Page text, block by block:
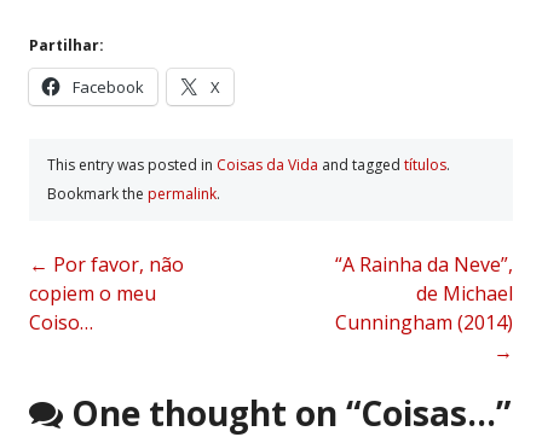
Partilhar:
Facebook X
This entry was posted in Coisas da Vida and tagged tí­tulos.
Bookmark the permalink.
Post
navigation
← Por favor, não
copiem o meu
Coiso…
“A Rainha da Neve”,
de Michael
Cunningham (2014)
→
One thought on “Coisas…”